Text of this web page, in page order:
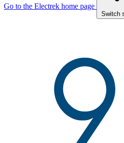
Go to the Electrek home page
Switch